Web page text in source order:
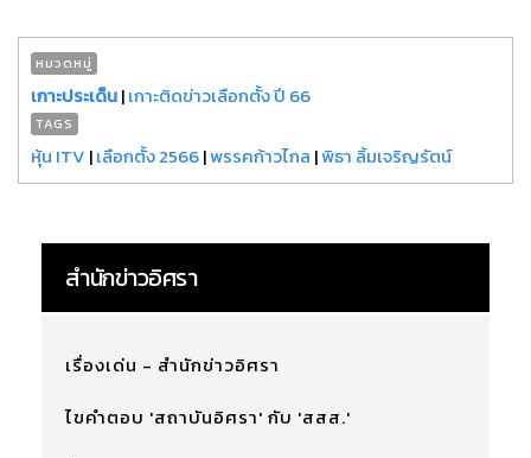
หมวดหมู่
เกาะประเด็น|เกาะติดข่าวเลือกตั้ง ปี 66
TAGS
หุ้น ITV |เลือกตั้ง 2566|พรรคก้าวไกล |พิธา ลิ้มเจริญรัตน์
สำนักข่าวอิศรา
เรื่องเด่น - สำนักข่าวอิศรา
ไขคำตอบ 'สถาบันอิศรา' กับ 'สสส.'